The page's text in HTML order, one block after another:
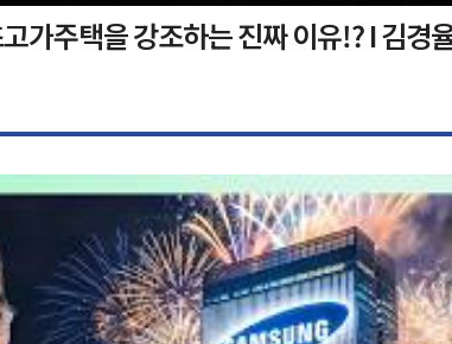
가주택을 강조하는 진짜 이유!? I 김경